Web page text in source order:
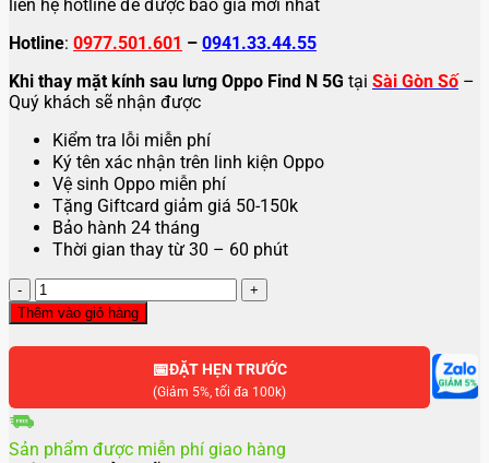
liên hệ hotline để được báo giá mới nhất
Hotline: 0977.501.601 – 0941.33.44.55
Khi thay mặt kính sau lưng Oppo Find N 5G tại Sài Gòn Số–
Quý khách sẽ nhận được
Kiểm tra lỗi miễn phí
Ký tên xác nhận trên linh kiện Oppo
Vệ sinh Oppo miễn phí
Tặng Giftcard giảm giá 50-150k
Bảo hành 24 tháng
Thời gian thay từ 30 – 60 phút
Thay
mặt
lưng
OPPO
5G
lượng
Thêm vào giỏ hàng
📅ĐẶT HẸN TRƯỚC
(Giảm 5%, tối đa 100k)
Sản phẩm được miễn phí giao hàng